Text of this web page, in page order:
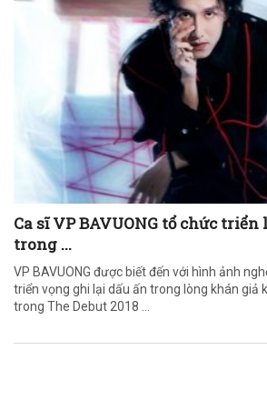
Ca sĩ VP BAVUONG tổ chức
trong ...
VP BAVUONG được biết đến với hình ảnh
triển vọng ghi lại dấu ấn trong lòng khán giả
trong The Debut 2018 ...